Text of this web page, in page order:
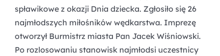
spławikowe z okazji Dnia dziecka. Zgłosiło się 26
najmłodszych miłośników wędkarstwa. Imprezę
otworzył Burmistrz miasta Pan Jacek Wiśniowski.
Po rozlosowaniu stanowisk najmłodsi uczestnicy